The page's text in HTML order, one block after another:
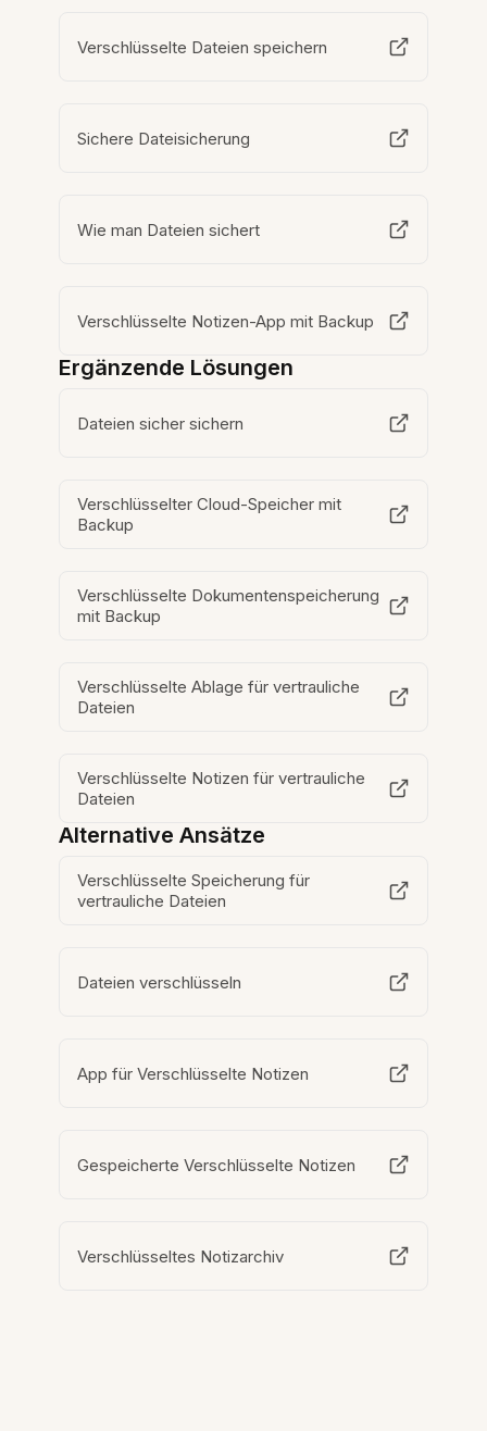
Verschlüsselte Dateien speichern
Sichere Dateisicherung
Wie man Dateien sichert
Verschlüsselte Notizen-App mit Backup
Ergänzende Lösungen
Dateien sicher sichern
Verschlüsselter Cloud-Speicher mit
Backup
Verschlüsselte Dokumentenspeicherung
mit Backup
Verschlüsselte Ablage für vertrauliche
Dateien
Verschlüsselte Notizen für vertrauliche
Dateien
Alternative Ansätze
Verschlüsselte Speicherung für
vertrauliche Dateien
Dateien verschlüsseln
App für Verschlüsselte Notizen
Gespeicherte Verschlüsselte Notizen
Verschlüsseltes Notizarchiv